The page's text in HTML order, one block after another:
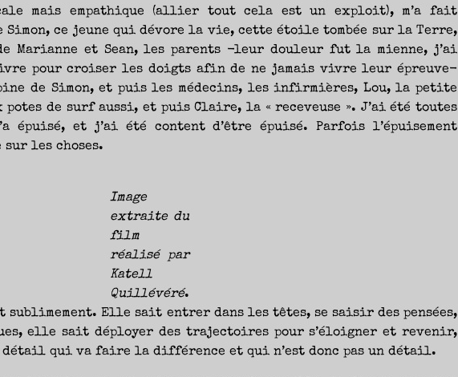
mais empathique (allier tout cela est un exploit), m’a fait
Simon, ce jeune qui dévore la vie, cette étoile tombée sur la Terre,
Marianne et Sean, les parents -leur douleur fut la mienne, j’ai
pour croiser les doigts afin de ne jamais vivre leur épreuve-
de Simon, et puis les médecins, les infirmières, Lou, la petite
potes de surf aussi, et puis Claire, la « receveuse ». J’ai été toutes
épuisé, et j’ai été content d’être épuisé. Parfois l’épuisement
les choses.
Image
extraite du
film
réalisé par
Katell
Quillévéré.
Elle sait entrer dans les têtes, se saisir des pensées,
elle sait déployer des trajectoires pour s’éloigner et revenir,
qui va faire la différence et qui n’est donc pas un détail.